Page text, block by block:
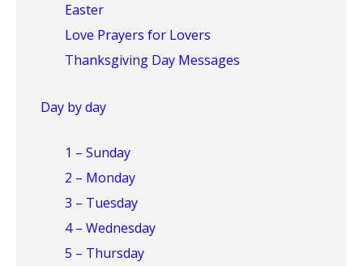
Easter
Love Prayers for Lovers
Thanksgiving Day Messages
Day by day
1 – Sunday
2 – Monday
3 – Tuesday
4 – Wednesday
5 – Thursday